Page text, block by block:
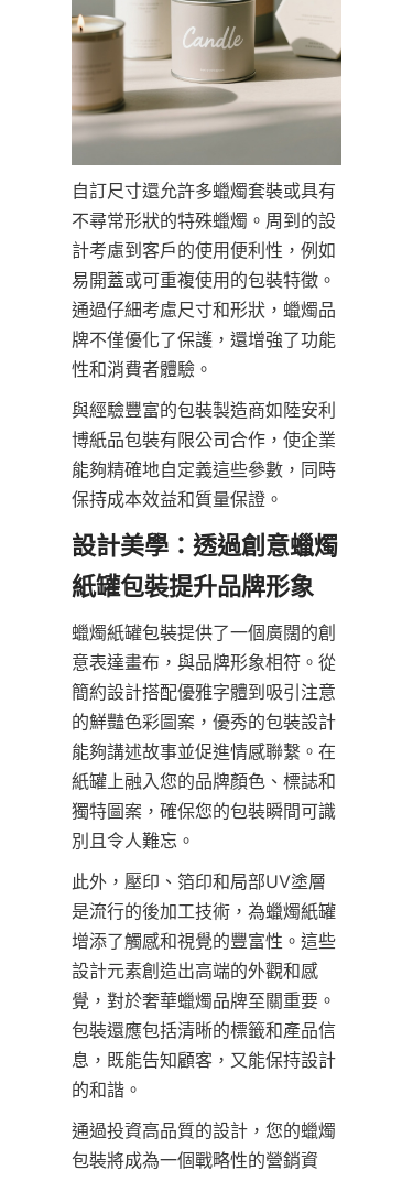
自訂尺寸還允許多蠟燭套裝或具有
不尋常形狀的特殊蠟燭。周到的設
計考慮到客戶的使用便利性，例如
易開蓋或可重複使用的包裝特徵。
通過仔細考慮尺寸和形狀，蠟燭品
牌不僅優化了保護，還增強了功能
性和消費者體驗。
與經驗豐富的包裝製造商如陸安利
博紙品包裝有限公司合作，使企業
能夠精確地自定義這些參數，同時
保持成本效益和質量保證。
設計美學：透過創意蠟燭
蠟燭紙罐包裝提供了一個廣闊的創
意表達畫布，與品牌形象相符。從
簡約設計搭配優雅字體到吸引注意
的鮮豔色彩圖案，優秀的包裝設計
能夠講述故事並促進情感聯繫。在
紙罐上融入您的品牌顏色、標誌和
獨特圖案，確保您的包裝瞬間可識
別且令人難忘。
此外，壓印、箔印和局部UV塗層
是流行的後加工技術，為蠟燭紙罐
增添了觸感和視覺的豐富性。這些
設計元素創造出高端的外觀和感
覺，對於奢華蠟燭品牌至關重要。
包裝還應包括清晰的標籤和產品信
息，既能告知顧客，又能保持設計
的和諧。
通過投資高品質的設計，您的蠟燭
包裝將成為一個戰略性的營銷資